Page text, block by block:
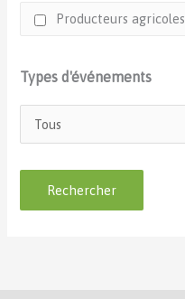
Producteurs agricoles
Types d'événements